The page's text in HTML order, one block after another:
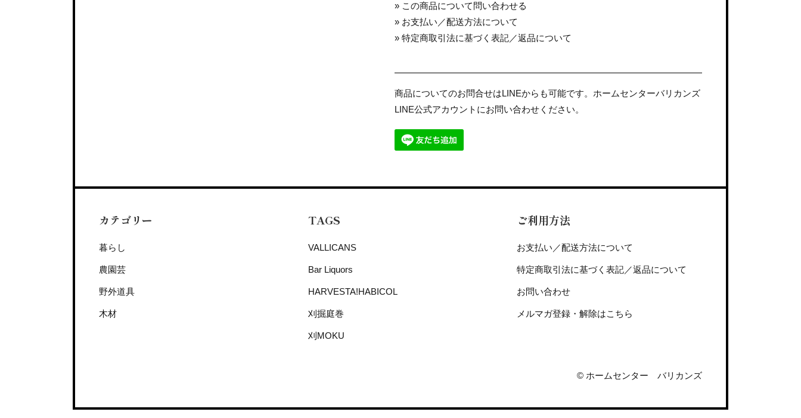
» この商品について問い合わせる
» お支払い／配送方法について
» 特定商取引法に基づく表記／返品について
商品についてのお問合せはLINEからも可能です。ホームセンターバリカンズ
LINE公式アカウントにお問い合わせください。
カテゴリー
暮らし
農園芸
野外道具
木材
TAGS
VALLICANS
Bar Liquors
HARVESTA!HABICOL
刈掘庭巻
刈MOKU
ご利用方法
お支払い／配送方法について
特定商取引法に基づく表記／返品について
お問い合わせ
メルマガ登録・解除はこちら
© ホームセンター バリカンズ